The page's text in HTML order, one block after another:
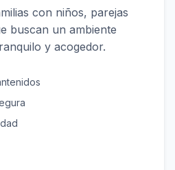
con niños, parejas
buscan un ambiente
y acogedor.